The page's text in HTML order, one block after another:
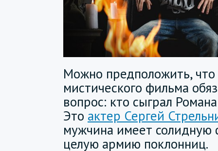
Можно предположить, что
мистического фильма
вопрос: кто сыграл
Это актер Сергей
мужчина имеет
целую армию поклонниц.